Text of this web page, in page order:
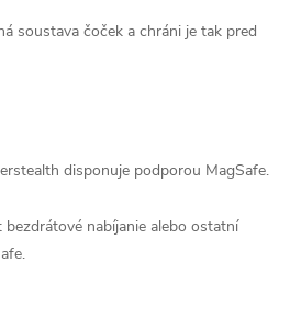
soustava čoček a chráni je tak pred
disponuje podporou MagSafe.
nabíjanie alebo ostatní